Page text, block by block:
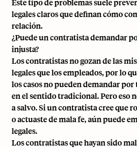
Este tipo de problemas suele
legales claros que definan cómo
relación.
¿Puede un contratista demandar
injusta?
Los contratistas no gozan de las
legales que los empleados, por lo
los casos no pueden demandar
en el sentido tradicional. Pero eso
a salvo. Si un contratista cree que
o actuaste de mala fe, aún puede
legales.
Los contratistas que hayan sido